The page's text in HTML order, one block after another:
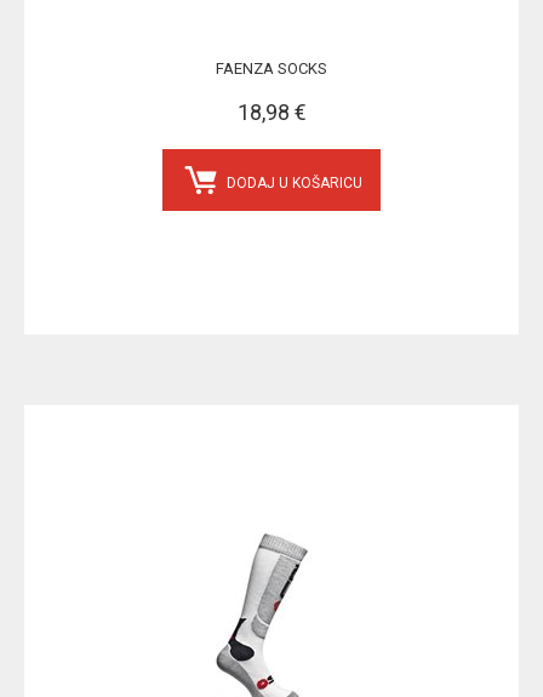
FAENZA SOCKS
18,98 €
DODAJ U KOŠARICU